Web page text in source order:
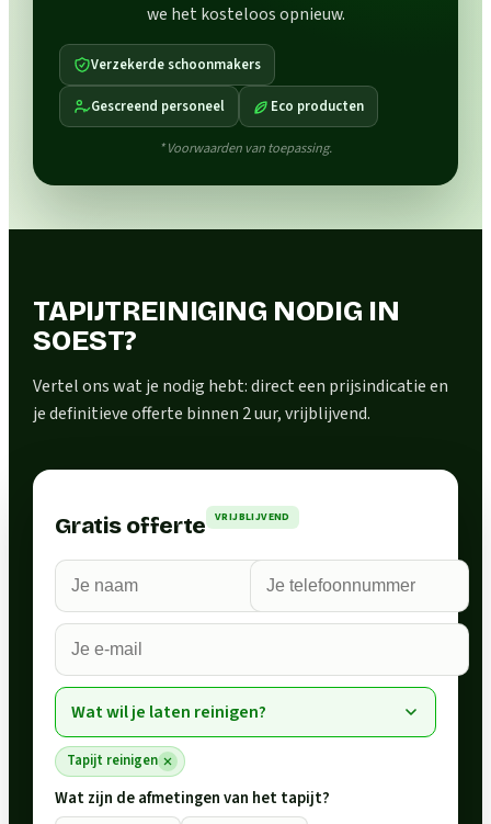
we het kosteloos opnieuw.
Verzekerde schoonmakers
Gescreend personeel Eco producten
* Voorwaarden van toepassing.
TAPIJTREINIGING NODIG IN
SOEST?
Vertel ons wat je nodig hebt: direct een prijsindicatie en
je definitieve offerte binnen 2 uur, vrijblijvend.
Gratis offerte VRIJBLIJVEND
Wat wil je laten reinigen?
Tapijt reinigen
Wat zijn de afmetingen van het tapijt?